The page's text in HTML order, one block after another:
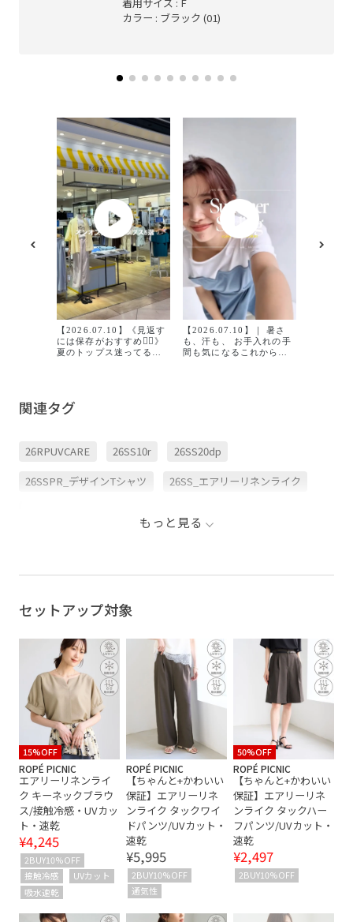
カラー : ブラック (01)
【2026.07.10】《見返す
には保存がおすすめ✍🏻》
夏のトップス迷ってる人
で紹介！ お仕事にも休日
しいです☺︎ 気になるアイ
みてね✅
細は、___sayumii.pic プ
ロフィールのURLから見
だけると嬉しいです☺︎♡
☺︎ ROPÉ PICNICで働く
30代スタッフです！ 服を
気分が上がる』『着回し
力』を重視してます♪ カ
ジュアルでもどこか女性
らしい きれいめカジュア
ルなスタイリングが好き
です👗
———————————
———————
#ropepicnic #きれいめカ
ジュアル #きれいめコー
デ #大人カジュアル #30
代コーデ
【2026.07.10】｜ 暑さ
も、汗も、 お手入れの手
間も気になるこれからの
イパ服 ”を、 インフルエ
の 旬な着こなしとともに
ペピクニック
#ropepicnic #オフィスカ
関連タグ
26RPUVCARE 26SS10r 26SS20dp
26SSPR_デザインTシャツ 26SS_エアリーリネンライク
RP26SS_besthit RP26SS着映えトップス UVカット
UVケア きれいめ
オフィスカジュアル ゴム仕様 サステナブル
スタイルアップ スッキリ スッキリ見え
セットアップ対象商品 リネン
夏の機能素材アイテム 機能素材 涼しげ
もっと見る
セットアップ対象
15%OFF
ROPÉ PICNIC
エアリーリネンライ
ク キーネックブラウ
ス/接触冷感・UVカッ
ト・速乾
¥4,245
2BUY10%OFF
接触冷感
UVカット
吸水速乾
ROPÉ PICNIC
【ちゃんと+かわいい
保証】エアリーリネ
ンライク タックワイ
ドパンツ/UVカット・
速乾
¥5,995
2BUY10%OFF
通気性
50%OFF
ROPÉ PICNIC
【ちゃんと+かわいい
保証】エアリーリネ
ンライク タックハー
フパンツ/UVカット・
速乾
¥2,497
2BUY10%OFF